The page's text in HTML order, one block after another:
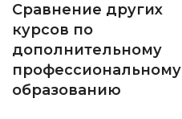
Сравнение других
курсов по
дополнительному
профессиональному
образованию